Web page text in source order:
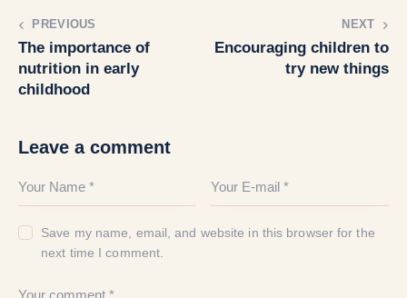
PREVIOUS
The importance of
nutrition in early
childhood
NEXT
Encouraging children to
try new things
Leave a comment
Save my name, email, and website in this browser for the
next time I comment.